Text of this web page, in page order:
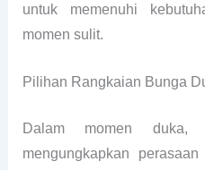
untuk memenuhi
momen sulit.
Pilihan Rangkaian Bunga
Dalam momen duka,
mengungkapkan